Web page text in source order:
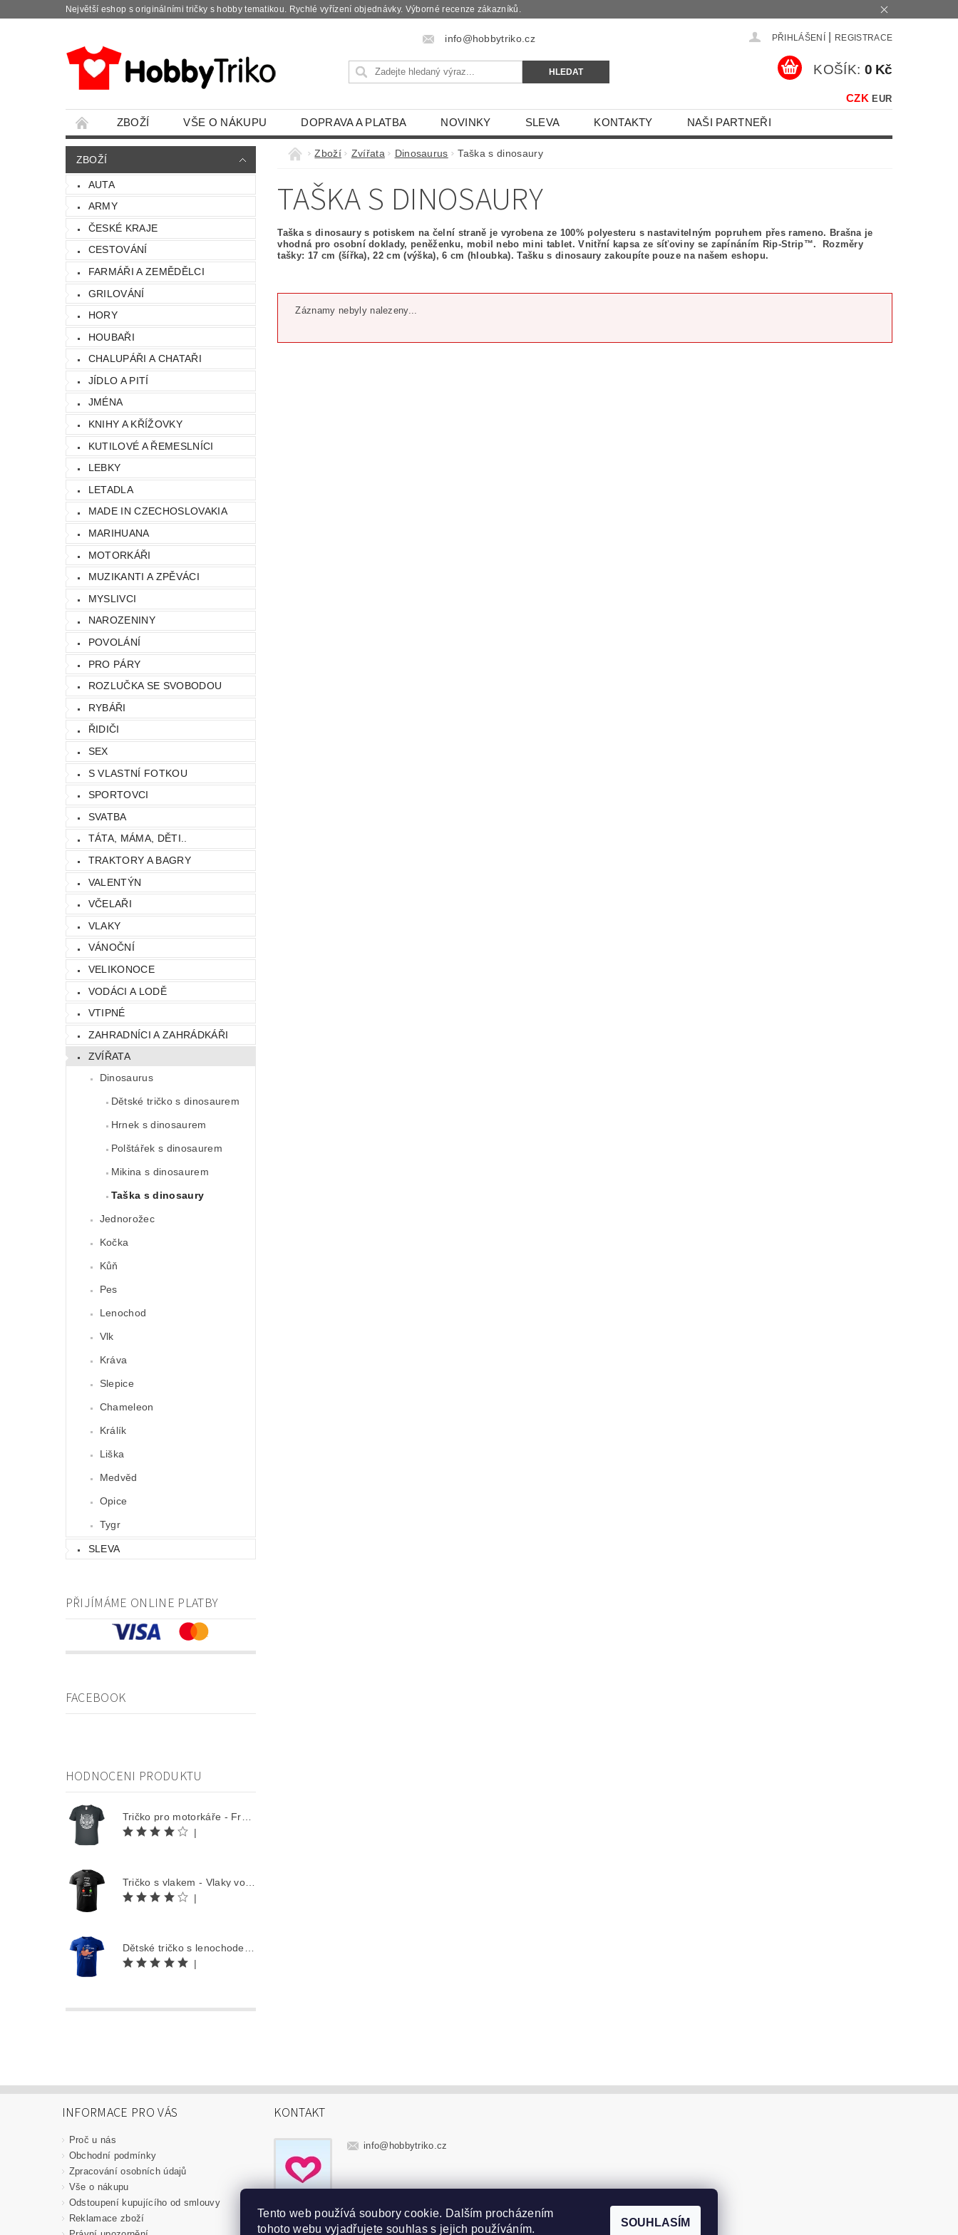
Největší eshop s originálními tričky s hobby tematikou. Rychlé vyřízení objednávky. Výborné recenze zákazníků.
info@hobbytriko.cz PŘIHLÁŠENÍ REGISTRACE
CZK EUR
KOŠÍK: 0 Kč
ZBOŽÍ VŠE O NÁKUPU DOPRAVA A PLATBA NOVINKY SLEVA KONTAKTY NAŠI PARTNEŘI
ZBOŽÍ
AUTA
ARMY
ČESKÉ KRAJE
CESTOVÁNÍ
FARMÁŘI A ZEMĚDĚLCI
GRILOVÁNÍ
HORY
HOUBAŘI
CHALUPÁŘI A CHATAŘI
JÍDLO A PITÍ
JMÉNA
KNIHY A KŘÍŽOVKY
KUTILOVÉ A ŘEMESLNÍCI
LEBKY
LETADLA
MADE IN CZECHOSLOVAKIA
MARIHUANA
MOTORKÁŘI
MUZIKANTI A ZPĚVÁCI
MYSLIVCI
NAROZENINY
POVOLÁNÍ
PRO PÁRY
ROZLUČKA SE SVOBODOU
RYBÁŘI
ŘIDIČI
SEX
S VLASTNÍ FOTKOU
SPORTOVCI
SVATBA
TÁTA, MÁMA, DĚTI..
TRAKTORY A BAGRY
VALENTÝN
VČELAŘI
VLAKY
VÁNOČNÍ
VELIKONOCE
VODÁCI A LODĚ
VTIPNÉ
ZAHRADNÍCI A ZAHRÁDKÁŘI
ZVÍŘATA
Dinosaurus
Dětské tričko s dinosaurem
Hrnek s dinosaurem
Polštářek s dinosaurem
Mikina s dinosaurem
Taška s dinosaury
Jednorožec
Kočka
Kůň
Pes
Lenochod
Vlk
Kráva
Slepice
Chameleon
Králík
Liška
Medvěd
Opice
Tygr
SLEVA
PŘIJÍMÁME ONLINE PLATBY
FACEBOOK
HODNOCENI PRODUKTU
|
|
|
Zboží Zvířata Dinosaurus Taška s dinosaury
TAŠKA S DINOSAURY
Taška s dinosaury s potiskem na čelní straně je vyrobena ze 100% polyesteru s nastavitelným popruhem přes rameno. Brašna je
vhodná pro osobní doklady, peněženku, mobil nebo mini tablet. Vnitřní kapsa ze síťoviny se zapínáním Rip-Strip™. Rozměry
tašky: 17 cm (šířka), 22 cm (výška), 6 cm (hloubka). Tašku s dinosaury zakoupíte pouze na našem eshopu.
Záznamy nebyly nalezeny...
INFORMACE PRO VÁS
Proč u nás
Obchodní podmínky
Zpracování osobních údajů
Vše o nákupu
Odstoupení kupujícího od smlouvy
Reklamace zboží
KONTAKT
info@ hobbytriko.cz
Tento web používá soubory cookie. Dalším procházením
tohoto webu vyjadřujete souhlas s jejich používáním.
SOUHLASÍM